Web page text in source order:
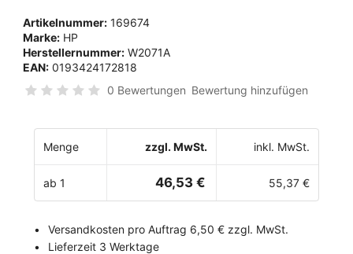
Artikelnummer: 169674
Marke: HP
Herstellernummer: W2071A
EAN: 0193424172818
0 Bewertungen Bewertung hinzufügen
Menge zzgl. MwSt. inkl. MwSt.
ab 1 46,53 € 55,37 €
Versandkosten pro Auftrag 6,50 € zzgl. MwSt.
Lieferzeit 3 Werktage